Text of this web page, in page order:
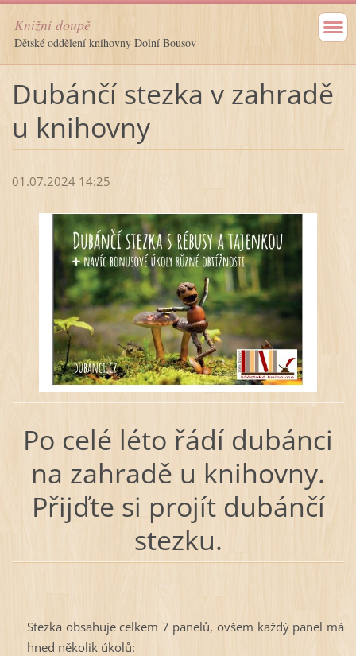
Knižní doupě
Dětské oddělení knihovny Dolní Bousov
Dubánčí stezka v zahradě
u knihovny
01.07.2024 14:25
Po celé léto řádí dubánci
na zahradě u knihovny.
Přijďte si projít dubánčí
stezku.
Stezka obsahuje celkem 7 panelů, ovšem každý panel má
hned několik úkolů: